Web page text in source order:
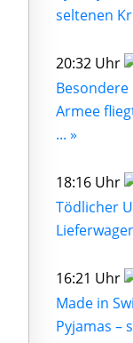
seltenen
20:32 Uhr
Besondere
Armee
... »
18:16 Uhr
Tödlicher
16:21 Uhr
Made in
Pyjamas –